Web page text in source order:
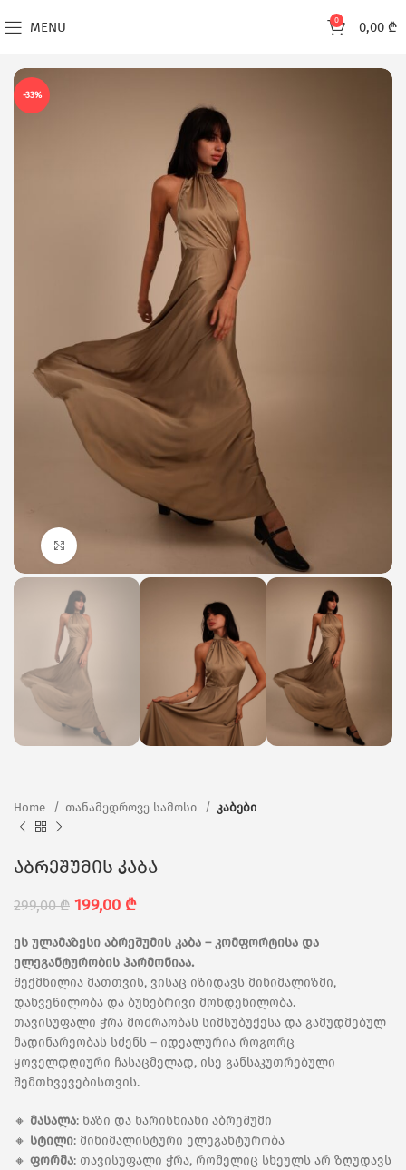
MENU 0 0,00 ₾
-33%
Click to enlarge
Home თანამედროვე სამოსი კაბები
აბრეშუმის კაბა
299,00₾ 199,00 ₾
ეს ულამაზესი აბრეშუმის კაბა – კომფორტისა და
ელეგანტურობის ჰარმონიაა.
შექმნილია მათთვის, ვისაც იზიდავს მინიმალიზმი,
დახვეწილობა და ბუნებრივი მოხდენილობა.
თავისუფალი ჭრა მოძრაობას სიმსუბუქესა და გამუდმებულ
მადინარეობას სძენს – იდეალურია როგორც
ყოველდღიური ჩასაცმელად, ისე განსაკუთრებული
შემთხვევებისთვის.
🔸 მასალა: ნაზი და ხარისხიანი აბრეშუმი
🔸 სტილი: მინიმალისტური ელეგანტურობა
🔸 ფორმა: თავისუფალი ჭრა, რომელიც სხეულს არ ზღუდავს